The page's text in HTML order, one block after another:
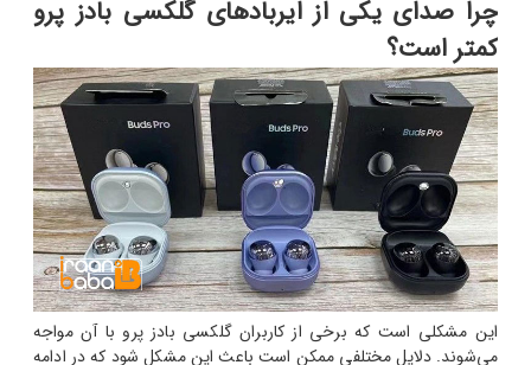
چرا صدای یکی از ایربادهای گلکسی بادز پرو
کمتر است؟
این مشکلی است که برخی از کاربران گلکسی بادز پرو با آن مواجه
می‌شوند. دلایل مختلفی ممکن است باعث این مشکل شود که در ادامه